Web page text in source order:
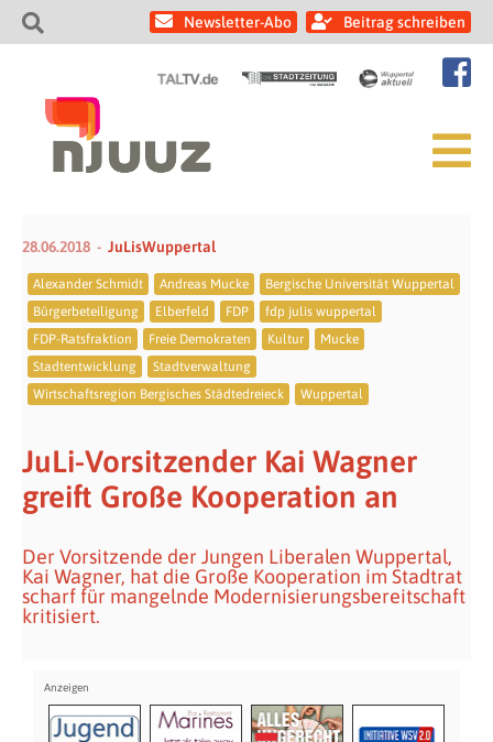
Newsletter-Abo Beitrag schreiben
28.06.2018 JuLisWuppertal
Alexander Schmidt Andreas Mucke
Bergische Universität Wuppertal
Bürgerbeteiligung
Elberfeld FDP
fdp julis wuppertal
FDP-Ratsfraktion
Freie Demokraten Kultur
Mucke
Stadtentwicklung
Stadtverwaltung
Wirtschaftsregion Bergisches Städtedreieck
Wuppertal
JuLi-Vorsitzender Kai Wagner
greift Große Kooperation an
Der Vorsitzende der Jungen Liberalen Wuppertal,
Kai Wagner, hat die Große Kooperation im Stadtrat
scharf für mangelnde Modernisierungsbereitschaft
kritisiert.